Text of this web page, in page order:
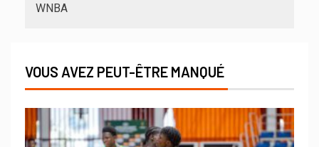
WNBA
VOUS AVEZ PEUT-ÊTRE MANQUÉ